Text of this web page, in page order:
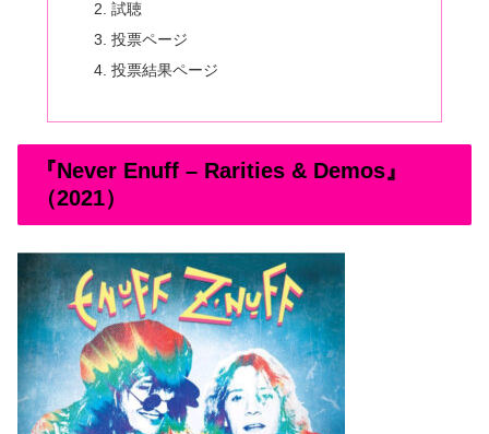
試聴
投票ページ
投票結果ページ
『Never Enuff – Rarities & Demos』
（2021）